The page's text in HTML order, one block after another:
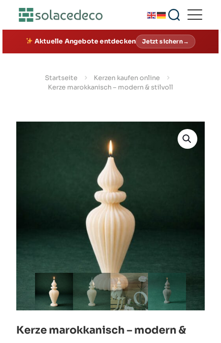
Aktuelle Angebote entdecken Jetzt sichern→
Startseite
Kerzen kaufen online
Kerze marokkanisch – modern & stilvoll
Kerze marokkanisch – modern &